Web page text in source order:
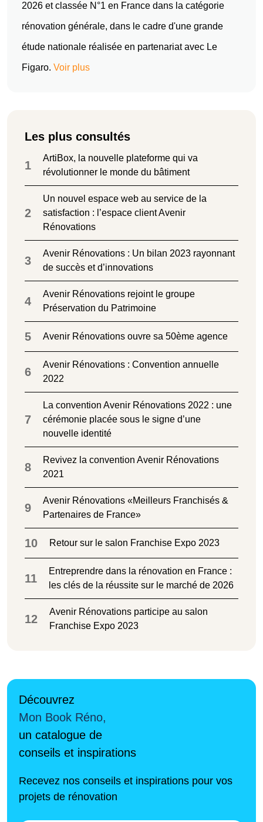
2026 et classée N°1 en France dans la catégorie
rénovation générale, dans le cadre d'une grande
étude nationale réalisée en partenariat avec Le
Figaro. Voir plus
Les plus consultés
1
ArtiBox, la nouvelle plateforme qui va
révolutionner le monde du bâtiment
2
Un nouvel espace web au service de la
satisfaction : l’espace client Avenir
Rénovations
3
Avenir Rénovations : Un bilan 2023 rayonnant
de succès et d’innovations
4
Avenir Rénovations rejoint le groupe
Préservation du Patrimoine
5 Avenir Rénovations ouvre sa 50ème agence
6
Avenir Rénovations : Convention annuelle
2022
7
La convention Avenir Rénovations 2022 : une
cérémonie placée sous le signe d’une
nouvelle identité
8
Revivez la convention Avenir Rénovations
2021
9
Avenir Rénovations «Meilleurs Franchisés &
Partenaires de France»
10 Retour sur le salon Franchise Expo 2023
11
Entreprendre dans la rénovation en France :
les clés de la réussite sur le marché de 2026
12
Avenir Rénovations participe au salon
Franchise Expo 2023
Découvrez
Mon Book Réno,
un catalogue de
conseils et inspirations
Recevez nos conseils et inspirations pour vos
projets de rénovation